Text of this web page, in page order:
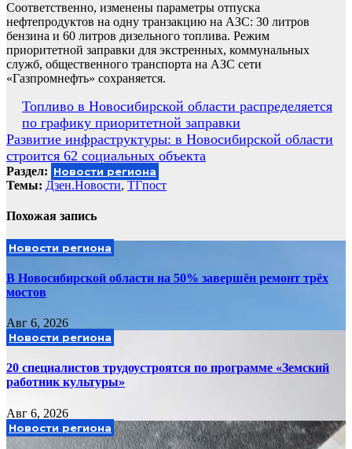
Соответственно, изменены параметры отпуска
нефтепродуктов на одну транзакцию на АЗС: 30 литров
бензина и 60 литров дизельного топлива. Режим
приоритетной заправки для экстренных, коммунальных
служб, общественного транспорта на АЗС сети
«Газпромнефть» сохраняется.
Навигация
по
записям
Топливо в Новосибирской области распределяется
по графику приоритетной заправки
Развитие инфраструктуры: в Новосибирской области
строится 62 социальных объекта
Раздел: Новости региона
Темы: Дзен.Новости, ТГпост
Похожая запись
Новости региона
В Новосибирской области на 50% завершён ремонт трёх
мостов
Авг 6, 2026
Новости региона
20 специалистов трудоустроятся по программе «Земский
работник культуры»
Авг 6, 2026
Новости региона